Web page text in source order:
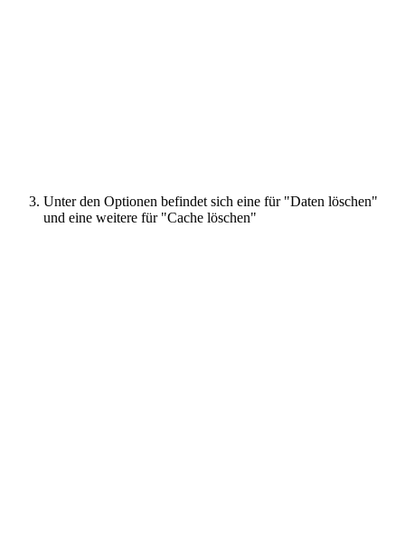
Unter den Optionen befindet sich eine für "Daten löschen"
und eine weitere für "Cache löschen"